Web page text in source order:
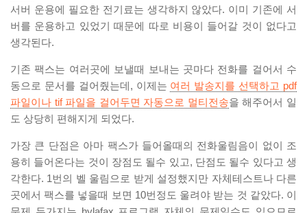
서버 운용에 필요한 전기료는 생각하지 않았다. 이미 기존에 서
버를 운용하고 있었기 때문에 따로 비용이 들어갈 것이 없다고
생각된다.
기존 팩스는 여러곳에 보낼때 보내는 곳마다 전화를 걸어서 수
동으로 문서를 걸어줬는데, 이제는 여러 발송지를 선택하고 pdf
파일이나 tif 파일을 걸어두면 자동으로 멀티전송을 해주어서 일
도 상당히 편해지게 되었다.
가장 큰 단점은 아마 팩스가 들어올때의 전화울림음이 없이 조
용히 들어온다는 것이 장점도 될수 있고, 단점도 될수 있다고 생
각한다. 1번의 벨 울림으로 받게 설정했지만 자체테스트나 다른
곳에서 팩스를 넣을때 보면 10번정도 울려야 받는 것 같았다. 이